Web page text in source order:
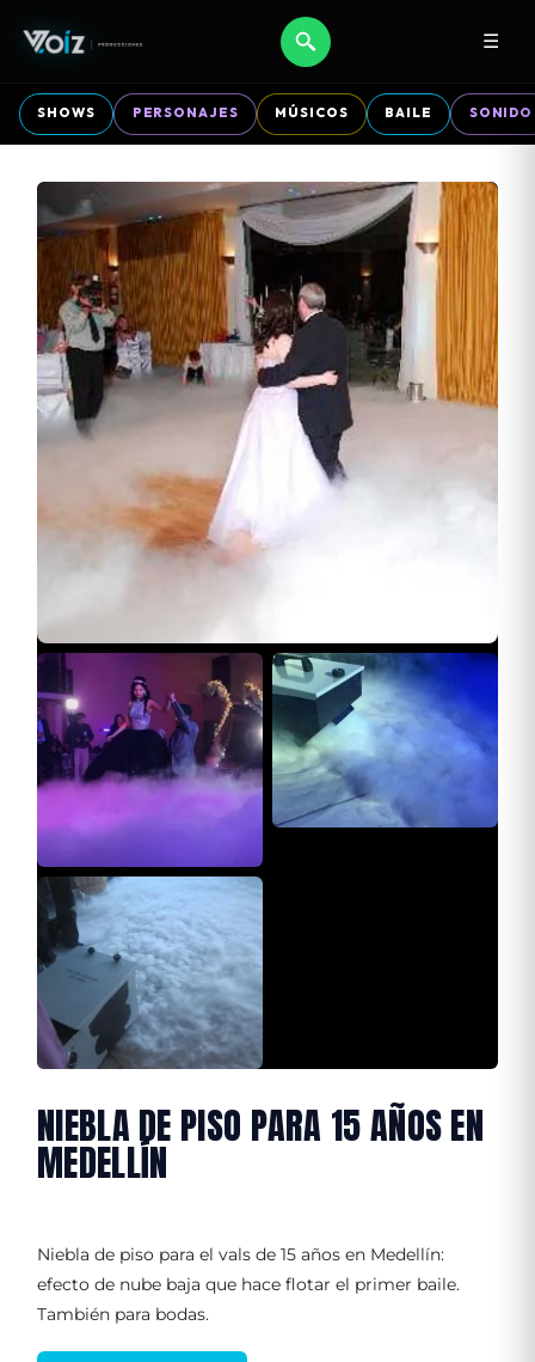
☰
SHOWS PERSONAJES MÚSICOS BAILE SONIDO
NIEBLA DE PISO PARA 15 AÑOS EN
MEDELLÍN
Niebla de piso para el vals de 15 años en Medellín:
efecto de nube baja que hace flotar el primer baile.
También para bodas.